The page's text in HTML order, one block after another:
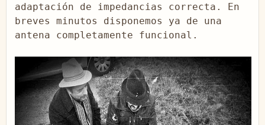
adaptación de impedancias correcta. En
breves minutos disponemos ya de una
antena completamente funcional.